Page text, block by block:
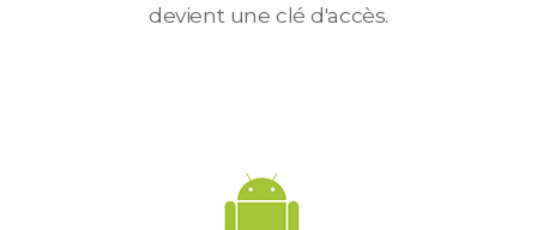
devient une clé d'accès.